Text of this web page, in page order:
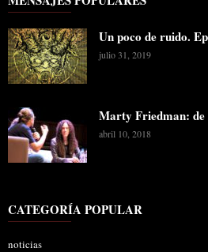
Un poco de ruido.
julio 31, 2019
Marty Friedman: de
abril 10, 2018
CATEGORÍA POPULAR
noticias